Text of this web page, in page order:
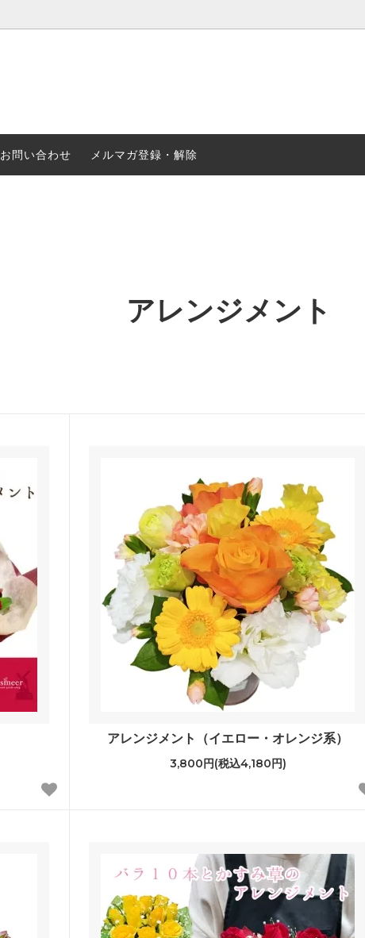
スタンド花
お悔やみ・お供え
お問い合わせ メルマガ登録・解除
アレンジメント
アレンジメント（イエロー・オレンジ系）
3,800円(税込4,180円)